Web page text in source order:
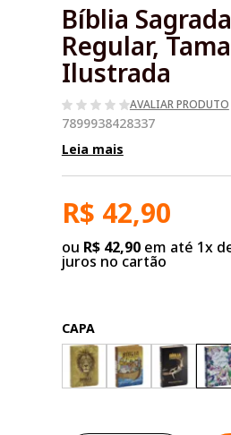
Bíblia
Regular,
Ilustrada
AVALIAR PRODUTO
7899938428337
Leia mais
R$ 42,90
ou R$ 42,90em até 1x
juros no cartão
CAPA